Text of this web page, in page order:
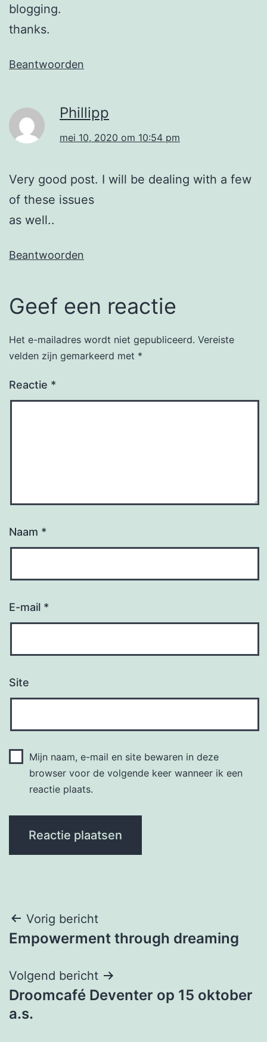
blogging.
thanks.
Beantwoorden
Phillipp
mei 10, 2020 om 10:54 pm
Very good post. I will be dealing with a few
of these issues
as well..
Beantwoorden
Geef een reactie
Het e-mailadres wordt niet gepubliceerd. Vereiste
velden zijn gemarkeerd met *
Reactie *
Naam *
E-mail *
Site
Mijn naam, e-mail en site bewaren in deze
browser voor de volgende keer wanneer ik een
reactie plaats.
Berichtnavigatie
Vorig bericht
Empowerment through dreaming
Volgend bericht
Droomcafé Deventer op 15 oktober
a.s.